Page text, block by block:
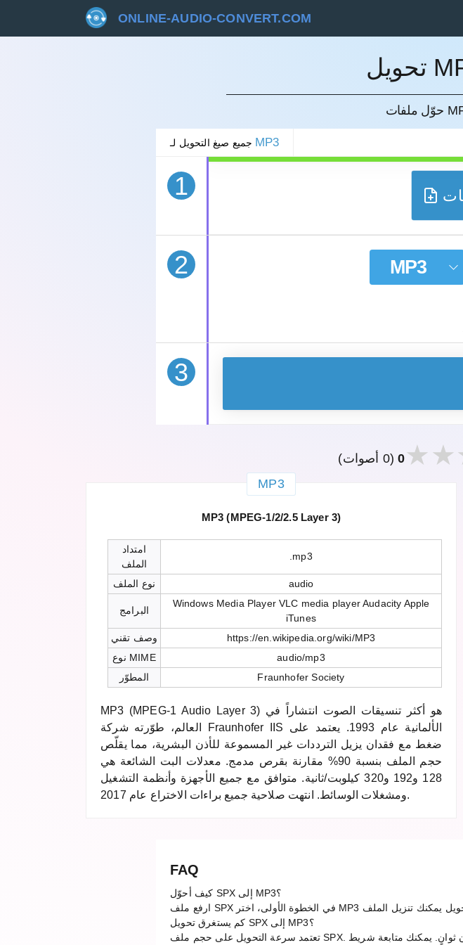
ONLINE-AUDIO-CONVERT.COM
MP3
1
إلغاء
2 MP3
3
0(0 أصوات)
MP3
MP3 (MPEG-1/2/2.5 Layer 3)
امتداد
الملف
.mp3
نوع الملف audio
البرامج
Windows Media Player VLC media player Audacity Apple
iTunes
وصف تقني
https://en.wikipedia.org/wiki/MP3
نوع MIME
audio/mp3
المطوّر
Fraunhofer Society
MP3 (MPEG-1 Audio Layer 3) هو أكثر تنسيقات الصوت انتشاراً في
العالم، طوّرته شركة Fraunhofer IIS الألمانية عام 1993. يعتمد على
ضغط مع فقدان يزيل الترددات غير المسموعة للأذن البشرية، مما يقلّص
حجم الملف بنسبة 90% مقارنة بقرص مدمج. معدلات البت الشائعة هي
128 و192 و320 كيلوبت/ثانية. متوافق مع جميع الأجهزة وأنظمة التشغيل
ومشغلات الوسائط. انتهت صلاحية جميع براءات الاختراع عام 2017.
FAQ
كيف أحوّل SPX إلى MP3؟
كم يستغرق تحويل SPX إلى MP3؟
تعتمد سرعة التحويل على حجم ملف SPX. بفضل خوادمنا السحابية عالية الأداء، تكتمل معظم التحويلات في غضون ثوانٍ. يمكنك متابعة شريط